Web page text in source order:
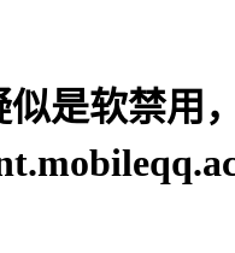
是软禁用